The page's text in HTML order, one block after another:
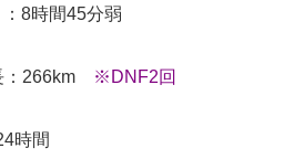
8時間45分弱
：266km ※DNF2回
時間